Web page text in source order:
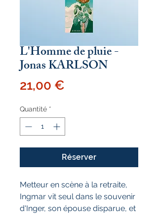
L'Homme de pluie -
Jonas KARLSON
21,00 €
Quantité *
Réserver
Metteur en scène à la retraite,
Ingmar vit seul dans le souvenir
d'Inger, son épouse disparue, et